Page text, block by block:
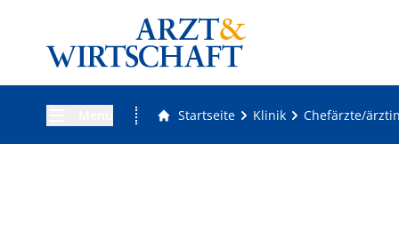
Startseite Klinik Chefärzte/